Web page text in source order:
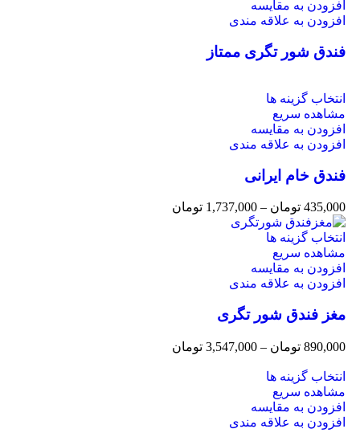
افزودن به مقایسه
افزودن به علاقه مندی
فندق شور تگری ممتاز
انتخاب گزینه ها
مشاهده سریع
افزودن به مقایسه
افزودن به علاقه مندی
فندق خام ایرانی
435,000 تومان –
1,737,000 تومان
انتخاب گزینه ها
مشاهده سریع
افزودن به مقایسه
افزودن به علاقه مندی
مغز فندق شور تگری
890,000 تومان –
3,547,000 تومان
انتخاب گزینه ها
مشاهده سریع
افزودن به مقایسه
افزودن به علاقه مندی